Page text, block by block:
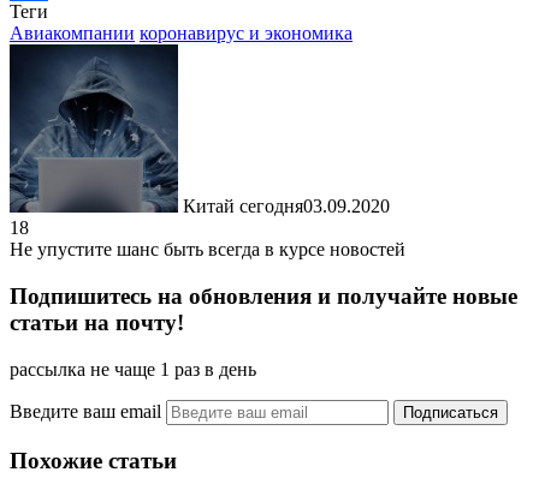
Отправить
Теги
Авиакомпании коронавирус и экономика
Китай сегодня03.09.2020
18
Не упустите шанс быть всегда в курсе новостей
Подпишитесь на обновления и получайте новые
статьи на почту!
рассылка не чаще 1 раз в день
Введите ваш email
Похожие статьи